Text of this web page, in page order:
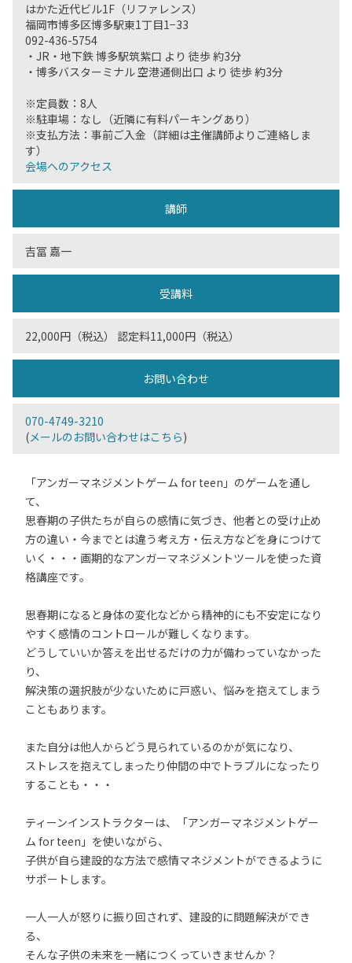
はかた近代ビル1F（リファレンス）
福岡市博多区博多駅東1丁目1−33
092-436-5754
・JR・地下鉄 博多駅筑紫口 より 徒歩 約3分
・博多バスターミナル 空港通側出口 より 徒歩 約3分
※定員数：8人
※駐車場：なし（近隣に有料パーキングあり）
※支払方法：事前ご入金（詳細は主催講師よりご連絡しま
す）
会場へのアクセス
講師
吉冨 嘉一
受講料
22,000円（税込） 認定料11,000円（税込）
お問い合わせ
070-4749-3210
(メールのお問い合わせはこちら)
「アンガーマネジメントゲーム for teen」のゲームを通し
て、
思春期の子供たちが自らの感情に気づき、他者との受け止め
方の違い・今までとは違う考え方・伝え方などを身につけて
いく・・・画期的なアンガーマネジメントツールを使った資
格講座です。
思春期になると身体の変化などから精神的にも不安定になり
やすく感情のコントロールが難しくなります。
どうしていいか答えを出せるだけの力が備わっていなかった
り、
解決策の選択肢が少ないために戸惑い、悩みを抱えてしまう
こともあります。
また自分は他人からどう見られているのかが気になり、
ストレスを抱えてしまったり仲間の中でトラブルになったり
することも・・・
ティーンインストラクターは、「アンガーマネジメントゲー
ム for teen」を使いながら、
子供が自ら建設的な方法で感情マネジメントができるように
サポートします。
一人一人が怒りに振り回されず、建設的に問題解決ができ
る、
そんな子供の未来を一緒につくっていきませんか？